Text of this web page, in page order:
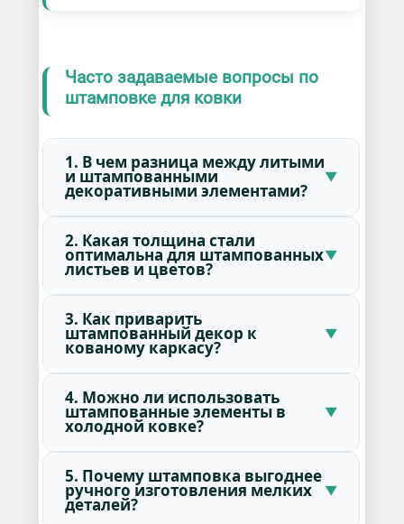
Часто задаваемые вопросы по
штамповке для ковки
1. В чем разница между литыми
и штампованными
декоративными элементами?
2. Какая толщина стали
оптимальна для штампованных
листьев и цветов?
3. Как приварить
штампованный декор к
кованому каркасу?
4. Можно ли использовать
штампованные элементы в
холодной ковке?
5. Почему штамповка выгоднее
ручного изготовления мелких
деталей?